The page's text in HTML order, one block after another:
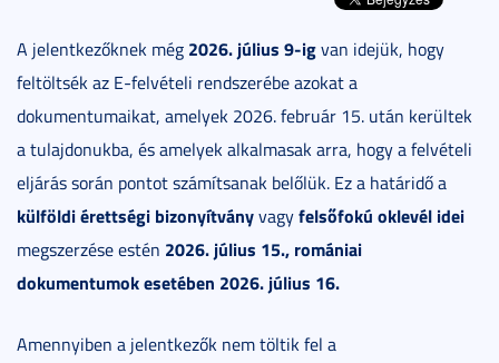
A jelentkezőknek még 2026. július 9-igvan idejük, hogy
feltöltsék az E-felvételi rendszerébe azokat a
dokumentumaikat, amelyek 2026. február 15. után kerültek
a tulajdonukba, és amelyek alkalmasak arra, hogy a felvételi
eljárás során pontot számítsanak belőlük. Ez a határidő a
külföldi érettségi bizonyítványvagyfelsőfokú oklevél idei
megszerzése estén 2026. július 15., romániai
dokumentumok esetében 2026. július 16.
Amennyiben a jelentkezők nem töltik fel a